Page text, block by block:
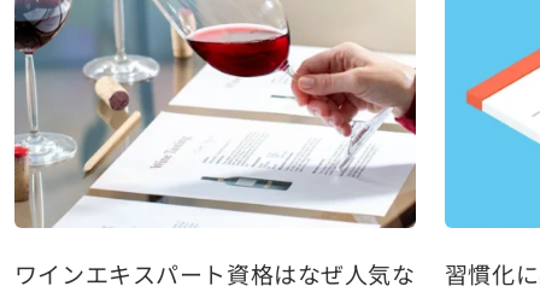
ワインエキスパート資格はなぜ人気なのか：受
習慣化